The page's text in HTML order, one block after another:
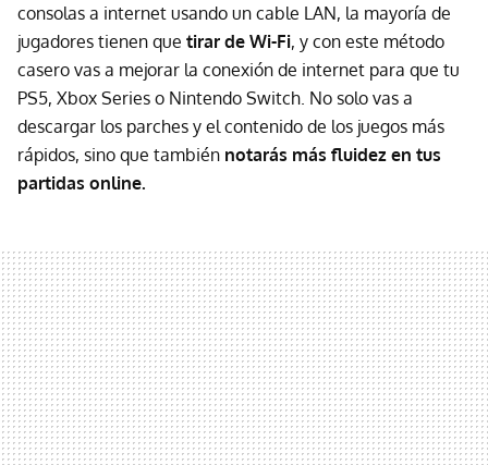
consolas a internet usando un cable LAN, la mayoría de
jugadores tienen que tirar de Wi-Fi, y con este método
casero vas a mejorar la conexión de internet para que tu
PS5, Xbox Series o Nintendo Switch. No solo vas a
descargar los parches y el contenido de los juegos más
rápidos, sino que también notarás más fluidez en tus
partidas online.